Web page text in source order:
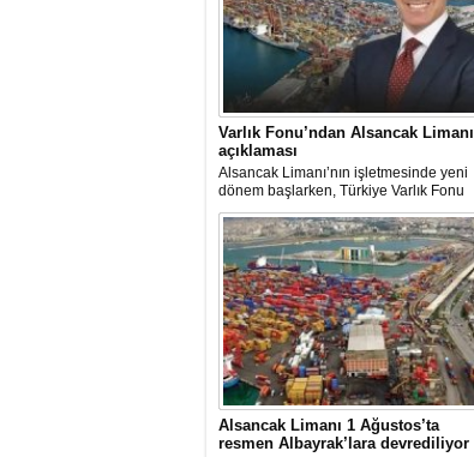
Varlık Fonu’ndan Alsancak Limanı
açıklaması
Alsancak Limanı’nın işletmesinde yeni
dönem başlarken, Türkiye Varlık Fonu
Yatırımlardan Sorumlu Genel Müdür
Yardımcısı Aziz Murat Uluğ, limanda
satış ya da imtiyaz devri yapılmadığını
belirterek, “Yük limanı operasyonlarını
yerli ve milli Alport’a teslim ettik”
açıklamasında bulundu.
Alsancak Limanı 1 Ağustos’ta
resmen Albayrak’lara devrediliyor